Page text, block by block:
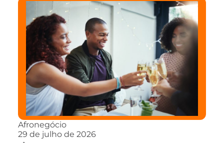
Afronegócio
29 de julho de 2026